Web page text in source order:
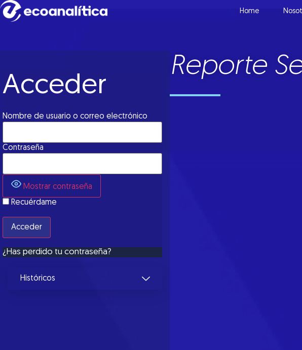
Home
Acceder
Nombre de usuario o correo electrónico
Contraseña
Mostrar contraseña
Recuérdame
¿Has perdido tu contraseña?
Históricos
Reporte